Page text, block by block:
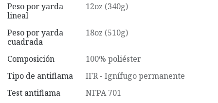
Peso por yarda
lineal
12oz (340g)
Peso por yarda
cuadrada
18oz (510g)
Composición
100% poliéster
Tipo de antiflama
IFR - Ignífugo permanente
Test antiflama
NFPA 701